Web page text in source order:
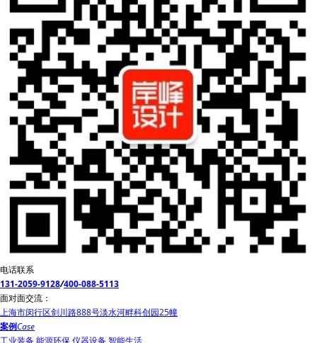
电话联系
131-2059-9128/400-088-5113
面对面交流：
上海市闵行区剑川路888号淡水河畔科创园25幢
案例Case
工业装备能源环保仪器设备智能生活